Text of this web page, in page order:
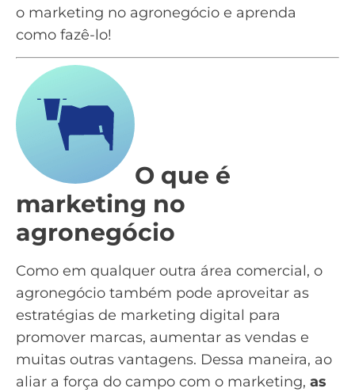
o marketing no agronegócio e aprenda
como fazê-lo!
O que é
marketing no
agronegócio
Como em qualquer outra área comercial, o
agronegócio também pode aproveitar as
estratégias de marketing digital para
promover marcas, aumentar as vendas e
muitas outras vantagens. Dessa maneira, ao
aliar a força do campo com o marketing, as